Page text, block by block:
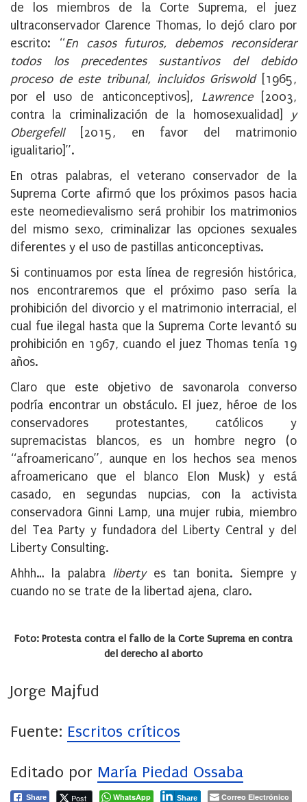
de los miembros de la Corte Suprema, el juez
ultraconservador Clarence Thomas, lo dejó claro por
escrito: “En casos futuros, debemos reconsiderar
todos los precedentes sustantivos del debido
proceso de este tribunal, incluidos Griswold
[1965,
por el uso de anticonceptivos], Lawrence
[2003,
contra la criminalización de la homosexualidad]
y
Obergefell[2015, en favor del matrimonio
igualitario]”.
En otras palabras, el veterano conservador de la
Suprema Corte afirmó que los próximos pasos hacia
este neomedievalismo será prohibir los matrimonios
del mismo sexo, criminalizar las opciones sexuales
diferentes y el uso de pastillas anticonceptivas.
Si continuamos por esta línea de regresión histórica,
nos encontraremos que el próximo paso sería la
prohibición del divorcio y el matrimonio interracial, el
cual fue ilegal hasta que la Suprema Corte levantó su
prohibición en 1967, cuando el juez Thomas tenía 19
años.
Claro que este objetivo de savonarola converso
podría encontrar un obstáculo. El juez, héroe de los
conservadores protestantes, católicos y
supremacistas blancos, es un hombre negro (o
“afroamericano”, aunque en los hechos sea menos
afroamericano que el blanco Elon Musk) y está
casado, en segundas nupcias, con la activista
conservadora Ginni Lamp, una mujer rubia, miembro
del Tea Party y fundadora del Liberty Central y del
Liberty Consulting.
Ahhh… la palabra libertyes tan bonita. Siempre y
cuando no se trate de la libertad ajena, claro.
Foto: Protesta contra el fallo de la Corte Suprema en contra
del derecho al aborto
Jorge Majfud
Fuente: Escritos críticos
Editado por María Piedad Ossaba
Share Post WhatsApp Share Correo Electrónico